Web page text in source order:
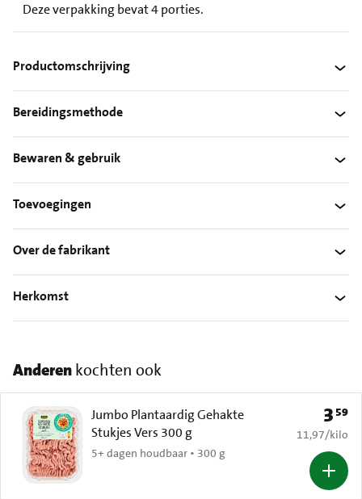
Deze verpakking bevat 4 porties.
Productomschrijving
Bereidingsmethode
Bewaren & gebruik
Toevoegingen
Over de fabrikant
Herkomst
Anderenkochten ook
Jumbo Plantaardig Gehakte
Stukjes Vers 300 g
5+ dagen houdbaar • 300 g
Prijs:
3 59
€ 11,97 per
11,97/kilo